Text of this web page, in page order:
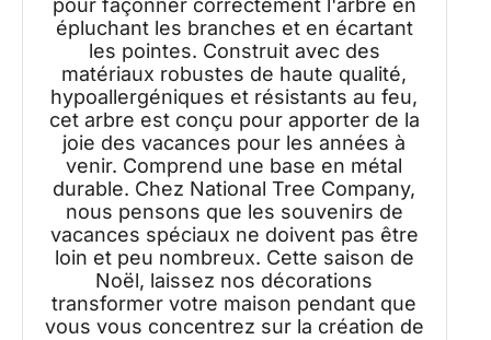
pour façonner correctement l'arbre en
épluchant les branches et en écartant
les pointes. Construit avec des
matériaux robustes de haute qualité,
hypoallergéniques et résistants au feu,
cet arbre est conçu pour apporter de la
joie des vacances pour les années à
venir. Comprend une base en métal
durable. Chez National Tree Company,
nous pensons que les souvenirs de
vacances spéciaux ne doivent pas être
loin et peu nombreux. Cette saison de
Noël, laissez nos décorations
transformer votre maison pendant que
vous vous concentrez sur la création de